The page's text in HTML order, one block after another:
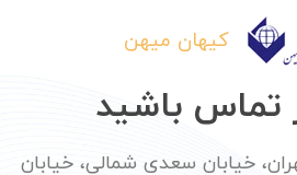
کیهان میهن
تماس باشید
خیابان سعدی شمالی، خیابان